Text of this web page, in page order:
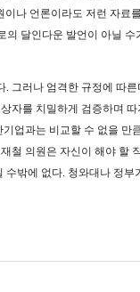
이나 언론이라도 저런 자료
의 달인다운 발언이 아닐 수
. 그러나 엄격한 규정에 따른
자를 치밀하게 검증하며 따
업과는 비교할 수 없을 만
철 의원은 자신이 해야 할
수밖에 없다. 청와대나 정부